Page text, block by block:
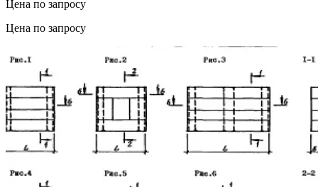
Цена по запросу
Цена по запросу